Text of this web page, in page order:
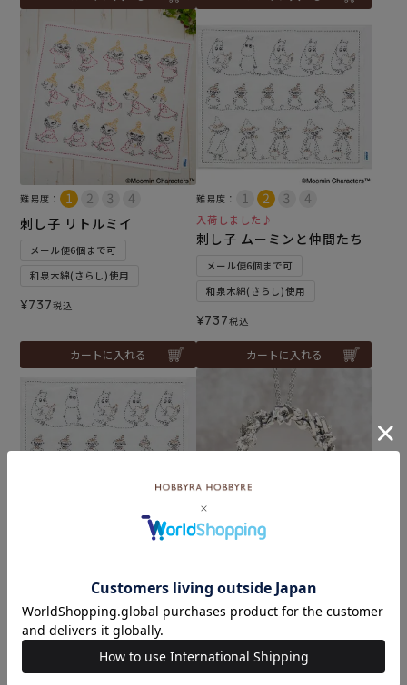
難易度：
刺し子 リトルミイ
メール便6個まで可
和泉木綿(さらし)使用
¥737税込
カートに入れる
難易度：
入荷しました♪
刺し子 ムーミンと仲間たち
メール便6個まで可
和泉木綿(さらし)使用
¥737税込
カートに入れる
刺し子 ムーミンと仲間たち
メール便2個まで可
和泉木綿(さらし)使用
ン谷の仲間たち＞
¥28,600税込